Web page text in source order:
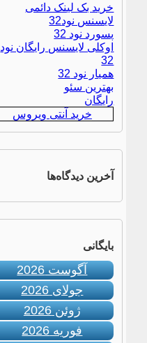
خرید بک لینک دائمی
لایسنس نود32
پسورد نود 32
اوکلی لایسنس رایگان نود
32
همیار نود 32
بهترین سئو
رایگان
خرید آنتی ویروس
آخرین دیدگاه‌ها
بایگانی
آگوست 2026
جولای 2026
ژوئن 2026
فوریه 2026